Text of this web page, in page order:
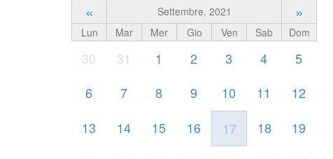
« Settembre, 2021 »
Lun Mar Mer Gio Ven Sab Dom
30 31 1 2 3 4
5
6
7 8 9 10 11
12
13
14 15 16 17 18
19